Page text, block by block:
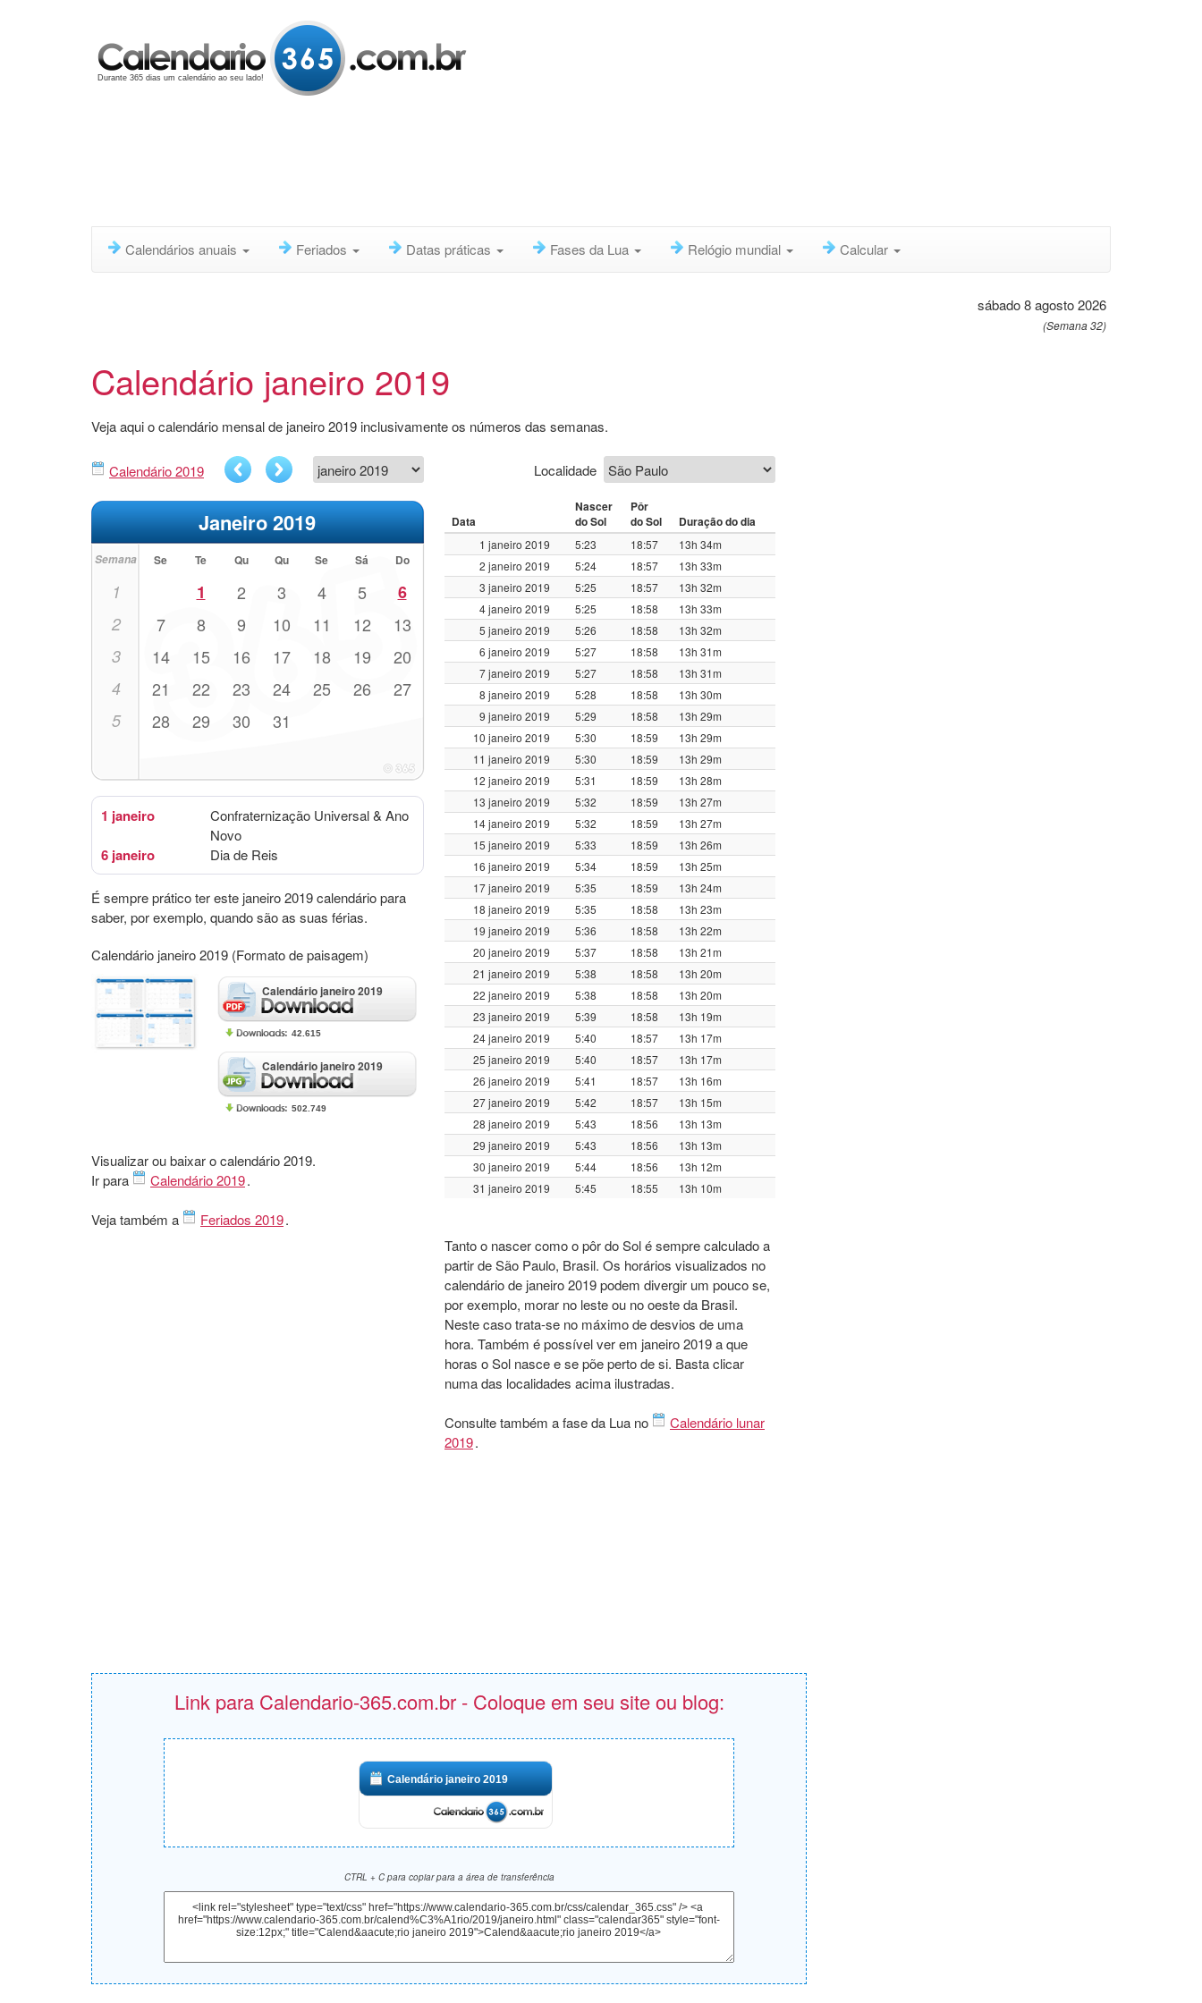
Durante 365 dias um calendário ao seu lado!
Calendários anuais Feriados Datas práticas Fases da Lua Relógio mundial Calcular
sábado 8 agosto 2026
(Semana 32)
Calendário janeiro 2019
Veja aqui o calendário mensal de janeiro 2019 inclusivamente os números das semanas.
Calendário 2019
Janeiro 2019
Semana Se Te Qu Qu Se Sá Do
1 1 2 3 4 5 6
2 7 8 9 10 11 12 13
3 14 15 16 17 18 19 20
4 21 22 23 24 25 26 27
5 28 29 30 31
1 janeiro
Confraternização Universal & Ano
Novo
6 janeiro Dia de Reis
É sempre prático ter este janeiro 2019 calendário para
saber, por exemplo, quando são as suas férias.
Calendário janeiro 2019 (Formato de paisagem)
Calendário janeiro 2019
42.615
Calendário janeiro 2019
502.749
Visualizar ou baixar o calendário 2019.
Ir para
Calendário 2019.
Veja também a Feriados 2019.
Localidade
Data
Nascer
do Sol
Pôr
do Sol
Duração do dia
1 janeiro 2019 5:23 18:57
13h 34m
2 janeiro 2019
5:24 18:57
13h 33m
3 janeiro 2019
5:25 18:57
13h 32m
4 janeiro 2019
5:25 18:58
13h 33m
5 janeiro 2019
5:26 18:58
13h 32m
6 janeiro 2019
5:27 18:58
13h 31m
7 janeiro 2019
5:27 18:58
13h 31m
8 janeiro 2019
5:28 18:58
13h 30m
9 janeiro 2019
5:29 18:58
13h 29m
10 janeiro 2019
5:30 18:59
13h 29m
11 janeiro 2019
5:30 18:59
13h 29m
12 janeiro 2019
5:31 18:59
13h 28m
13 janeiro 2019
5:32 18:59
13h 27m
14 janeiro 2019
5:32 18:59
13h 27m
15 janeiro 2019
5:33 18:59
13h 26m
16 janeiro 2019
5:34 18:59
13h 25m
17 janeiro 2019
5:35 18:59
13h 24m
18 janeiro 2019
5:35 18:58
13h 23m
19 janeiro 2019
5:36 18:58
13h 22m
20 janeiro 2019
5:37 18:58
13h 21m
21 janeiro 2019
5:38 18:58
13h 20m
22 janeiro 2019
5:38 18:58
13h 20m
23 janeiro 2019
5:39 18:58
13h 19m
24 janeiro 2019
5:40 18:57
13h 17m
25 janeiro 2019
5:40 18:57
13h 17m
26 janeiro 2019
5:41 18:57
13h 16m
27 janeiro 2019
5:42 18:57
13h 15m
28 janeiro 2019
5:43 18:56
13h 13m
29 janeiro 2019
5:43 18:56
13h 13m
30 janeiro 2019
5:44 18:56
13h 12m
31 janeiro 2019
5:45 18:55 13h 10m
Tanto o nascer como o pôr do Sol é sempre calculado a
partir de São Paulo, Brasil. Os horários visualizados no
calendário de janeiro 2019 podem divergir um pouco se,
por exemplo, morar no leste ou no oeste da Brasil.
Neste caso trata-se no máximo de desvios de uma
hora. Também é possível ver em janeiro 2019 a que
horas o Sol nasce e se põe perto de si. Basta clicar
numa das localidades acima ilustradas.
Consulte também a fase da Lua no
Calendário lunar
2019.
Link para Calendario-365.com.br - Coloque em seu site ou blog:
Calendário janeiro 2019
CTRL + C para copiar para a área de transferência